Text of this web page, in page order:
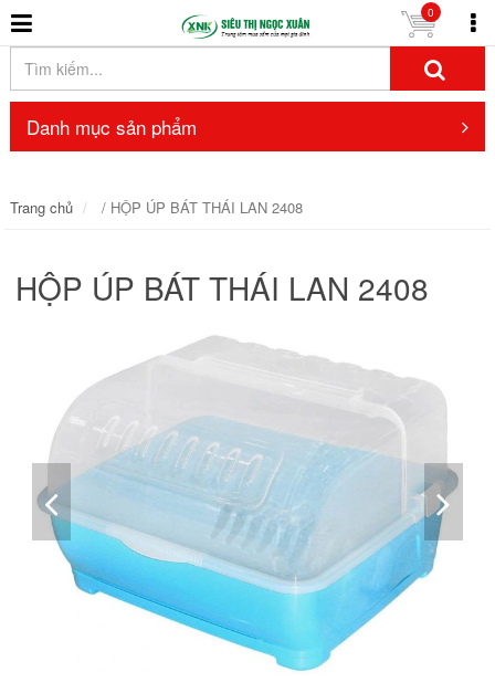
0
Danh mục sản phẩm
Trang chủ / HỘP ÚP BÁT THÁI LAN 2408
HỘP ÚP BÁT THÁI LAN 2408